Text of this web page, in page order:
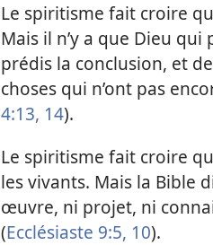
Le spiritisme fait croire
Mais il n’y a que Dieu
prédis la conclusion, et
choses qui n’ont pas
4:13, 14).
Le spiritisme fait croire
les vivants. Mais la Bible
œuvre, ni projet, ni
(Ecclésiaste 9:5, 10).